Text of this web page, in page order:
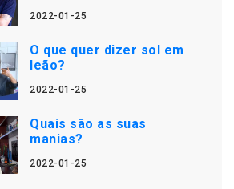
2022-01-25
O que quer dizer sol em
leão?
2022-01-25
Quais são as suas
manias?
2022-01-25